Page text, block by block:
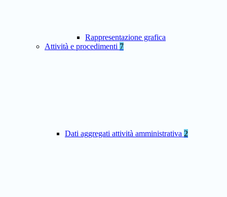
Rappresentazione grafica
Attività e procedimenti 7
Dati aggregati attività amministrativa 2